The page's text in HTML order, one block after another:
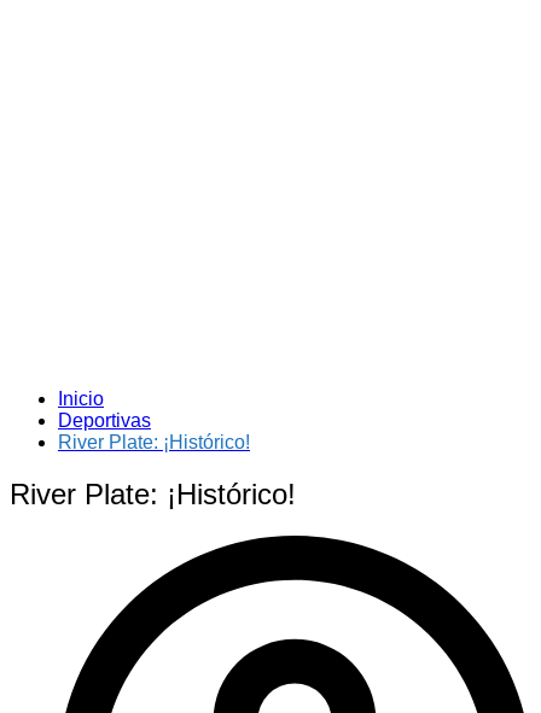
Inicio
Deportivas
River Plate: ¡Histórico!
River Plate: ¡Histórico!